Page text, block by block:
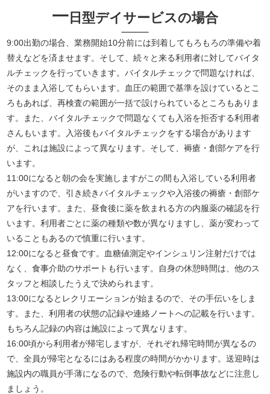
一 日型デイサービスの場合
9:00出勤の場合、業務開始10分前には到着してもろもろの準備や着
替えなどを済ませます。そして、続々と来る利用者に対してバイタ
ルチェックを行っていきます。バイタルチェックで問題なければ、
そのまま入浴してもらいます。血圧の範囲で基準を設けているとこ
ろもあれば、再検査の範囲が一括で設けられているところもありま
す。また、バイタルチェックで問題なくても入浴を拒否する利用者
さんもいます。入浴後もバイタルチェックをする場合があります
が、これは施設によって異なります。そして、褥瘡・創部ケアを行
います。
11:00になると朝の会を実施しますがこの間も入浴している利用者
がいますので、引き続きバイタルチェックや入浴後の褥瘡・創部ケ
アを行います。また、昼食後に薬を飲まれる方の内服薬の確認を行
います。利用者ごとに薬の種類や数が異なりますし、薬が変わって
いることもあるので慎重に行います。
12:00になると昼食です。血糖値測定やインシュリン注射だけでは
なく、食事介助のサポートも行います。自身の休憩時間は、他のス
タッフと相談したうえで決められます。
13:00になるとレクリエーションが始まるので、その手伝いをしま
す。また、利用者の状態の記録や連絡ノートへの記載を行います。
もちろん記録の内容は施設によって異なります。
16:00頃から利用者が帰宅しますが、それぞれ帰宅時間が異なるの
で、全員が帰宅となるにはある程度の時間がかかります。送迎時は
施設内の職員が手薄になるので、危険行動や転倒事故などに注意し
ましょう。